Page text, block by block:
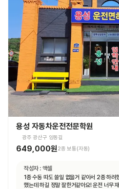
용성 자동차운전전문학원
광주 광산구 양동길
649,000원2종 보통(자동)
작성자 : 액셀
1종 수동 따도 쓸일 없을거 같아서 2종 하려
했는데 하길 정말 잘한거같아요! 운전 너무